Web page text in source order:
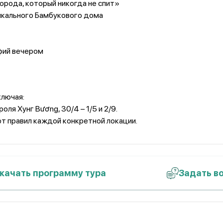
который никогда не спит»
Бамбукового дома
вечером
Хунг Вương, 30/4 – 1/5 и 2/9.
правил каждой конкретной локации.
программу тура Задать